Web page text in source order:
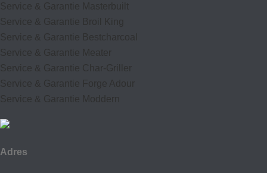
Service & Garantie Masterbuilt
Service & Garantie Broil King
Service & Garantie Bestcharcoal
Service & Garantie Meater
Service & Garantie Char-Griller
Service & Garantie Forge Adour
Service & Garantie Moddern
Adres